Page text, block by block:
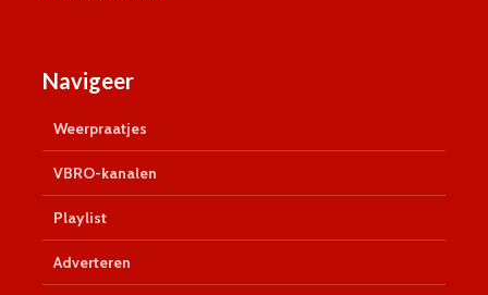
Navigeer
Weerpraatjes
VBRO-kanalen
Playlist
Adverteren